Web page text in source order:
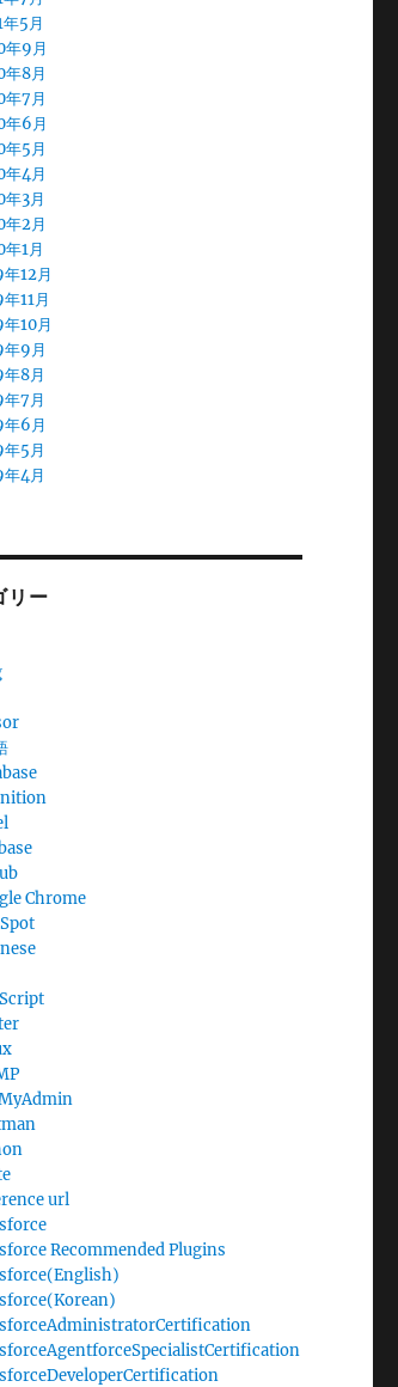
5月
年9月
8月
7月
年6月
5月
4月
3月
2月
1月
12月
11月
10月
9月
8月
7月
6月
5月
4月
リー
Chrome
url
Recommended Plugins